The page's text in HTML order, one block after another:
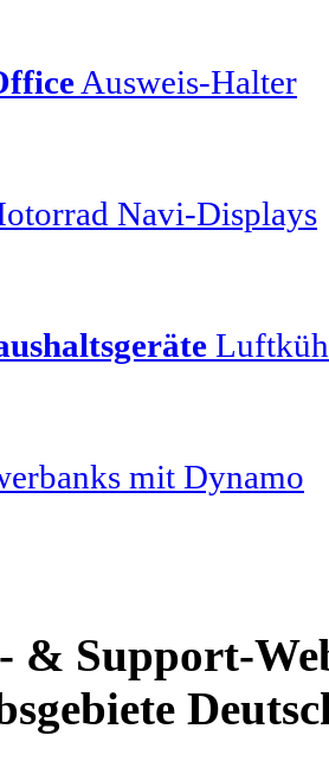
Ausweis-Halter
Navi-Displays
mit Dynamo
& Support-